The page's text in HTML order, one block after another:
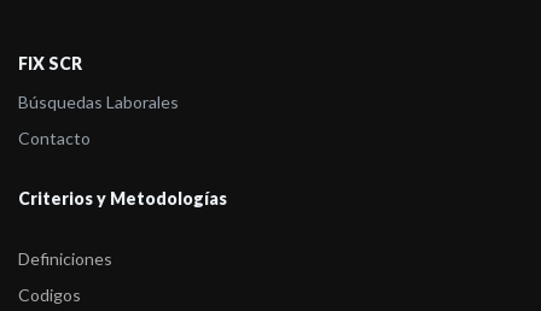
- FIX (afiliada de Fitch) confirma la calificación al fondo Axis
FIX (afiliada de Fitch Ratings) comenta acciones de calificación
-FIX (afiliada de Fitch) confirma la calificación BBBc(arg) a Axis
FIX SCR
Búsquedas Laborales
Contacto
Criterios y Metodologías
Definiciones
Codigos